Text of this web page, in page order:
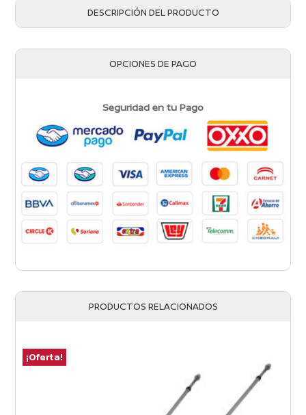
DESCRIPCIÓN DEL PRODUCTO
OPCIONES DE PAGO
Seguridad en tu Pago
PRODUCTOS RELACIONADOS
¡Oferta!